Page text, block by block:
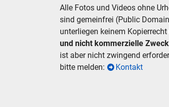
Alle Fotos und Videos ohne
sind gemeinfrei (Public
unterliegen keinem
und nicht kommerzielle
ist aber nicht zwingend
bitte melden:
Kontakt